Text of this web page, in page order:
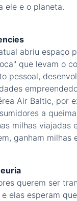
ele e o planeta.
abriu espaço
que levam o
pessoal,
Air Baltic, por
a
milhas viajadas
ganham milhas
querem ser
elas esperam